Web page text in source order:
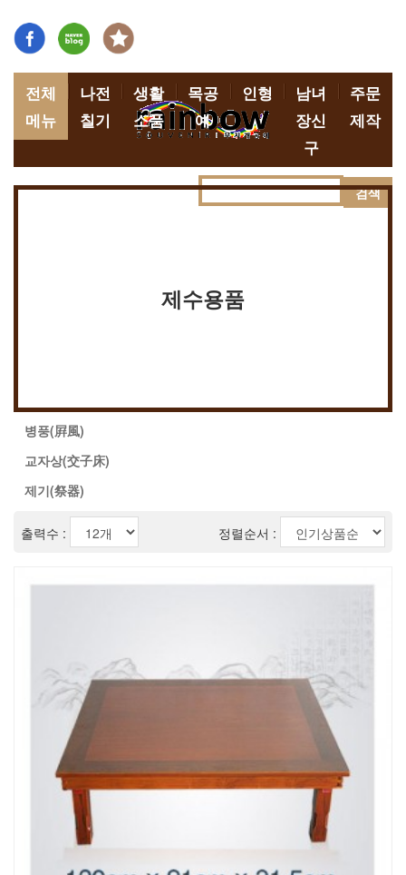
검색
전체
메뉴
나전
칠기
생활
소품
목공
예
인형
남녀
장신
구
주문
제작
제수용품
병풍(屛風)
교자상(交子床)
제기(祭器)
출력수 : 정렬순서 :